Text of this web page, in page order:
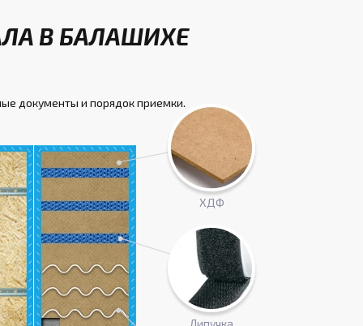
В БАЛАШИХЕ
документы и порядок приемки.
ХДФ
Липучка